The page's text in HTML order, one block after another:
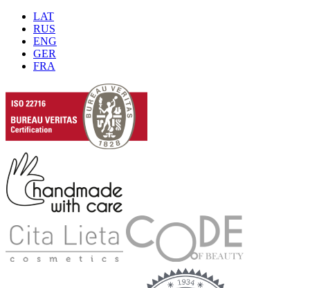
LAT
RUS
ENG
GER
FRA